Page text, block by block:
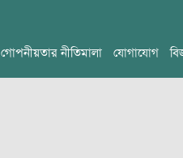
গোপনীয়তার নীতিমালা যোগাযোগ